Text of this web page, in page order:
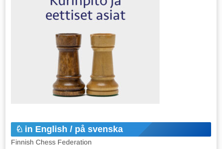
in English / på svenska
Finnish Chess Federation